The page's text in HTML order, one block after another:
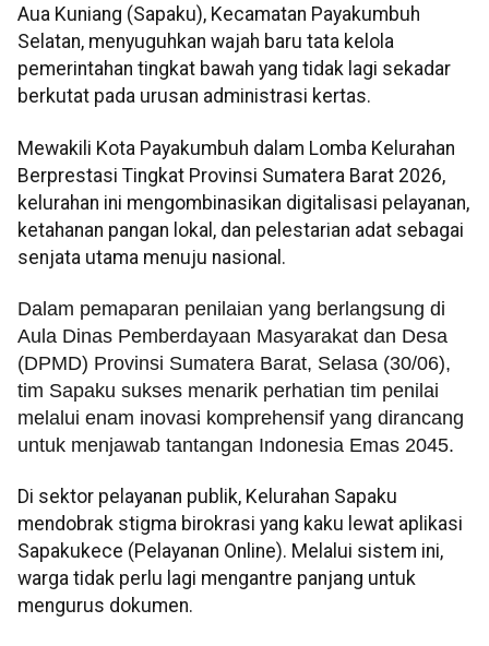
Aua Kuniang (Sapaku), Kecamatan Payakumbuh
Selatan, menyuguhkan wajah baru tata kelola
pemerintahan tingkat bawah yang tidak lagi sekadar
berkutat pada urusan administrasi kertas.
Mewakili Kota Payakumbuh dalam Lomba Kelurahan
Berprestasi Tingkat Provinsi Sumatera Barat 2026,
kelurahan ini mengombinasikan digitalisasi pelayanan,
ketahanan pangan lokal, dan pelestarian adat sebagai
senjata utama menuju nasional.
​Dalam pemaparan penilaian yang berlangsung di
Aula Dinas Pemberdayaan Masyarakat dan Desa
(DPMD) Provinsi Sumatera Barat, Selasa (30/06),
tim Sapaku sukses menarik perhatian tim penilai
melalui enam inovasi komprehensif yang dirancang
untuk menjawab tantangan Indonesia Emas 2045.
Di sektor pelayanan publik, Kelurahan Sapaku
mendobrak stigma birokrasi yang kaku lewat aplikasi
Sapakukece (Pelayanan Online). Melalui sistem ini,
warga tidak perlu lagi mengantre panjang untuk
mengurus dokumen.